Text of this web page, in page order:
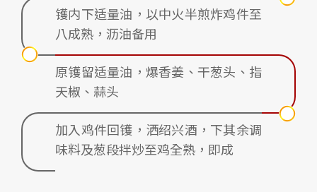
镬内下适量油，以中火半煎炸鸡件至
八成熟，沥油备用
原镬留适量油，爆香姜、干葱头、指
天椒、蒜头
加入鸡件回镬，洒绍兴酒，下其余调
味料及葱段拌炒至鸡全熟，即成